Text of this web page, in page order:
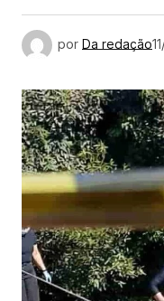
por Da redação